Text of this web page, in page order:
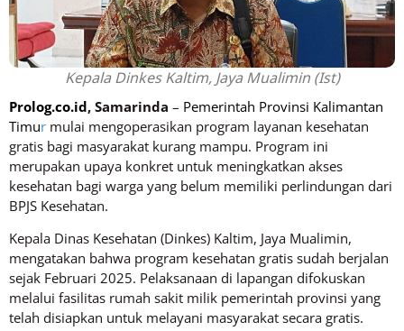
Kepala Dinkes Kaltim, Jaya Mualimin (Ist)
Prolog.co.id, Samarinda – Pemerintah Provinsi Kalimantan
Timur mulai mengoperasikan program layanan kesehatan
gratis bagi masyarakat kurang mampu. Program ini
merupakan upaya konkret untuk meningkatkan akses
kesehatan bagi warga yang belum memiliki perlindungan dari
BPJS Kesehatan.
Kepala Dinas Kesehatan (Dinkes) Kaltim, Jaya Mualimin,
mengatakan bahwa program kesehatan gratis sudah berjalan
sejak Februari 2025. Pelaksanaan di lapangan difokuskan
melalui fasilitas rumah sakit milik pemerintah provinsi yang
telah disiapkan untuk melayani masyarakat secara gratis.